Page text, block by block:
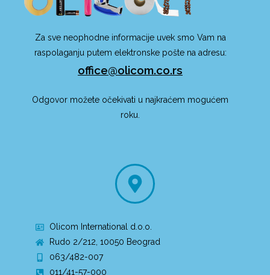
Za sve neophodne informacije uvek smo Vam na
raspolaganju putem elektronske pošte na adresu:
office@olicom.co.rs
Odgovor možete očekivati u najkraćem mogućem
roku.
Olicom International d.o.o.
Rudo 2/212, 10050 Beograd
063/482-007
011/41-57-000